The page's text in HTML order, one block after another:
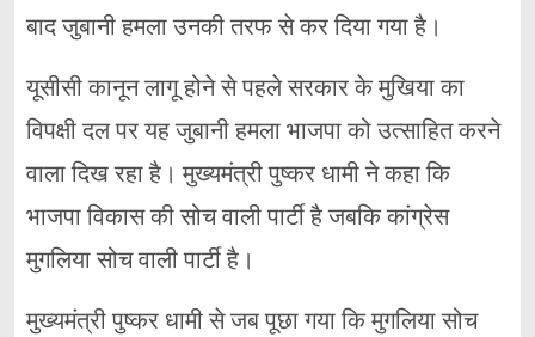
बाद जुबानी हमला उनकी तरफ से कर दिया गया है।
यूसीसी कानून लागू होने से पहले सरकार के मुखिया का
विपक्षी दल पर यह जुबानी हमला भाजपा को उत्साहित करने
वाला दिख रहा है। मुख्यमंत्री पुष्कर धामी ने कहा कि
भाजपा विकास की सोच वाली पार्टी है जबकि कांग्रेस
मुगलिया सोच वाली पार्टी है।
मुख्यमंत्री पुष्कर धामी से जब पूछा गया कि मुगलिया सोच